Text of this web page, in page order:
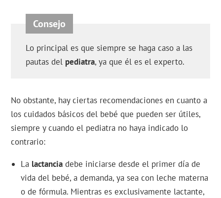
Lo principal es que siempre se haga caso a las
pautas del pediatra, ya que él es el experto.
No obstante, hay ciertas recomendaciones en cuanto a
los cuidados básicos del bebé que pueden ser útiles,
siempre y cuando el pediatra no haya indicado lo
contrario:
La lactancia debe iniciarse desde el primer día de
vida del bebé, a demanda, ya sea con leche materna
o de fórmula. Mientras es exclusivamente lactante,